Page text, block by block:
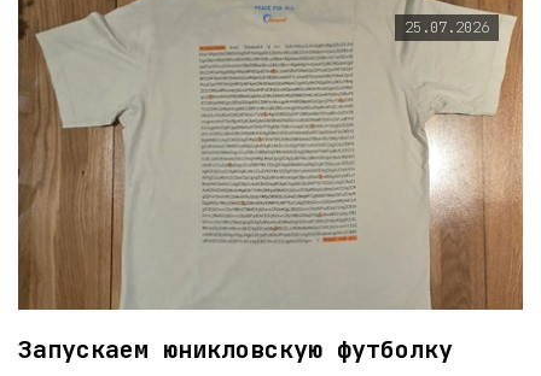
25.07.2026
Запускаем юникловскую футболку